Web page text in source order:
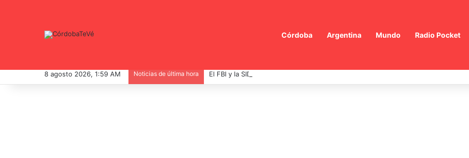
Córdoba Argentina Mundo Radio Pocket
8 agosto 2026, 1:59 AM Noticias de última hora El FBI y la SIDE: Una alianza estratégica contra el terrorismo y el crimen organizado